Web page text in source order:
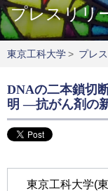
プレスリリ
東京工科大学> プレ
DNAの⼆本鎖切
明 ―抗がん剤の
東京工科大学(